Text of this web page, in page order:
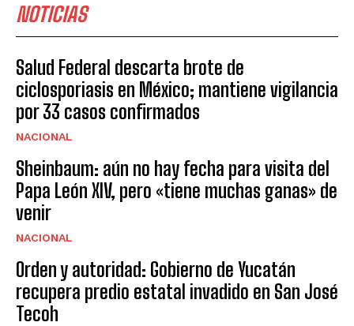
NOTICIAS
Salud Federal descarta brote de
ciclosporiasis en México; mantiene vigilancia
por 33 casos confirmados
NACIONAL
Sheinbaum: aún no hay fecha para visita del
Papa León XIV, pero «tiene muchas ganas» de
venir
NACIONAL
Orden y autoridad: Gobierno de Yucatán
recupera predio estatal invadido en San José
Tecoh